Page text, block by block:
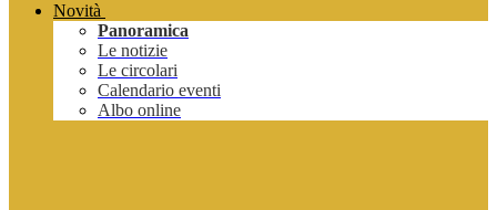
Novità
Panoramica
Le notizie
Le circolari
Calendario eventi
Albo online